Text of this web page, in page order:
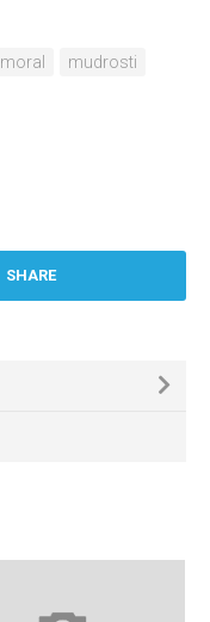
moral
mudrosti
SHARE